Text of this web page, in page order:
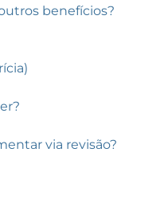
benefícios?
via revisão?